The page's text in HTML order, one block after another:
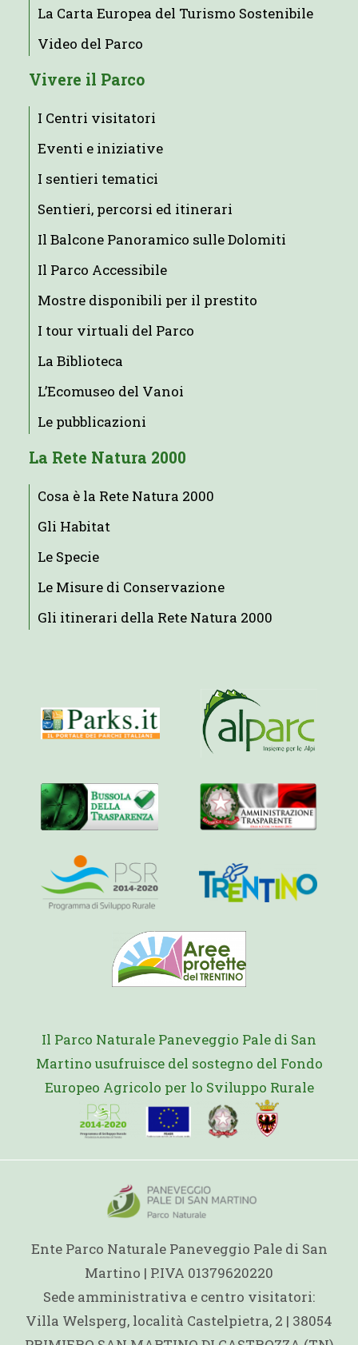
La Carta Europea del Turismo Sostenibile
Video del Parco
Vivere il Parco
I Centri visitatori
Eventi e iniziative
I sentieri tematici
Sentieri, percorsi ed itinerari
Il Balcone Panoramico sulle Dolomiti
Il Parco Accessibile
Mostre disponibili per il prestito
I tour virtuali del Parco
La Biblioteca
L’Ecomuseo del Vanoi
Le pubblicazioni
La Rete Natura 2000
Cosa è la Rete Natura 2000
Gli Habitat
Le Specie
Le Misure di Conservazione
Gli itinerari della Rete Natura 2000
Il Parco Naturale Paneveggio Pale di San
Martino usufruisce del sostegno del Fondo
Europeo Agricolo per lo Sviluppo Rurale
Ente Parco Naturale Paneveggio Pale di San
Martino | P.IVA 01379620220
Sede amministrativa e centro visitatori:
Villa Welsperg, località Castelpietra, 2 | 38054